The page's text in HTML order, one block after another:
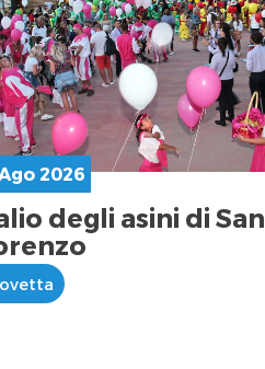
2026
degli asini di San